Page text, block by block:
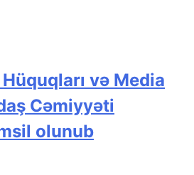
və Media
Cəmiyyəti
olunub